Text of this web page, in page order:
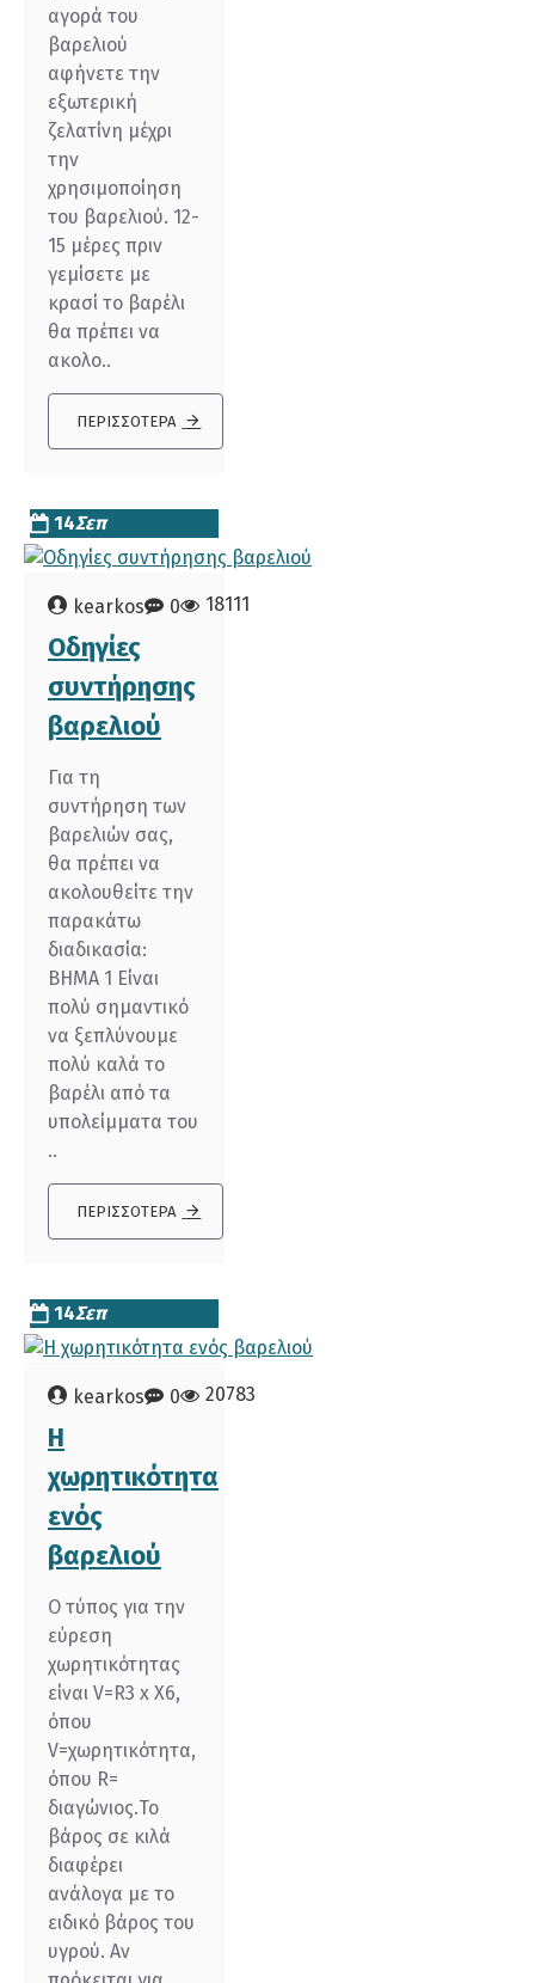
αγορά του
βαρελιού
αφήνετε την
εξωτερική
ζελατίνη μέχρι
την
χρησιμοποίηση
του βαρελιού. 12-
15 μέρες πριν
γεμίσετε με
κρασί το βαρέλι
θα πρέπει να
ακολο..
ΠΕΡΙΣΣΌΤΕΡΑ
14Σεπ
kearkos 0 18111
Οδηγίες
συντήρησης
βαρελιού
Για τη
συντήρηση των
βαρελιών σας,
θα πρέπει να
ακολουθείτε την
παρακάτω
διαδικασία:
ΒΗΜΑ 1 Είναι
πολύ σημαντικό
να ξεπλύνουμε
πολύ καλά το
βαρέλι από τα
υπολείμματα του
..
ΠΕΡΙΣΣΌΤΕΡΑ
14Σεπ
kearkos 0 20783
Η
χωρητικότητα
ενός
βαρελιού
O τύπος για την
εύρεση
χωρητικότητας
είναι V=R3 x X6,
όπου
V=χωρητικότητα,
όπου R=
διαγώνιος.Το
βάρος σε κιλά
διαφέρει
ανάλογα με το
ειδικό βάρος του
υγρού. Αν